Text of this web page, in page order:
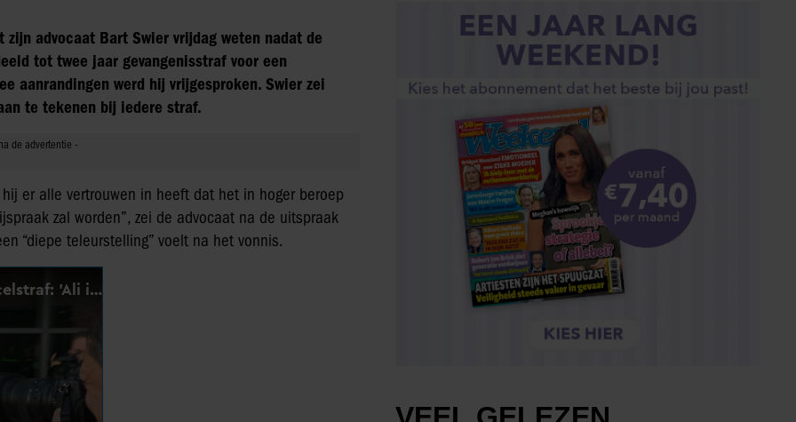
advocaat Bart Swier vrijdag weten nadat de
tot twee jaar gevangenisstraf voor een
aanrandingen werd hij vrijgesproken. Swier zei
te tekenen bij iedere straf.
er alle vertrouwen in heeft dat het in hoger beroep
zal worden”, zei de advocaat na de uitspraak
“diepe teleurstelling” voelt na het vonnis.